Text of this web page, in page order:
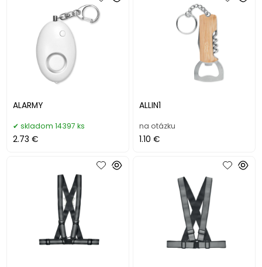
ALARMY
skladom 14397 ks
2.73 €
ALLIN1
na otázku
1.10 €